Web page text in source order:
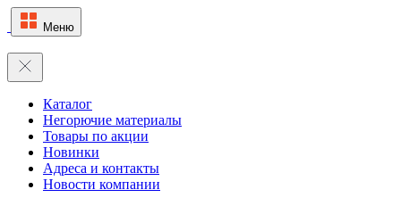
Меню
Каталог
Негорючие материалы
Товары по акции
Новинки
Адреса и контакты
Новости компании